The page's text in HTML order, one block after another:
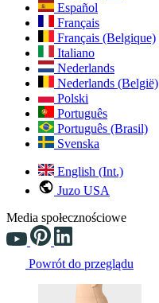
Español
Français
Français (Belgique)
Italiano
Nederlands
Nederlands (België)
Polski
Português
Português (Brasil)
Svenska
English (Int.)
Juzo USA
Media społecznościowe
Powrót do przeglądu